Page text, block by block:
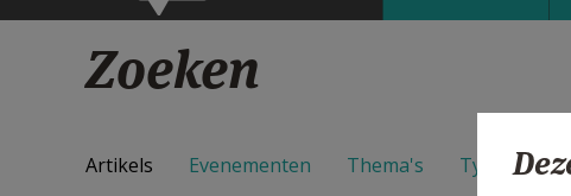
Zoeken
Artikels Evenementen Thema's Types